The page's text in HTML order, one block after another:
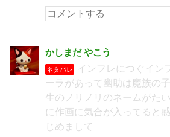
かしまだ やこう
ネタバレ
インフレにつぐイン
ーラがあって幽助は魔族の
生のノリノリのネームがた
に作画に気合が入ってると
じめまして